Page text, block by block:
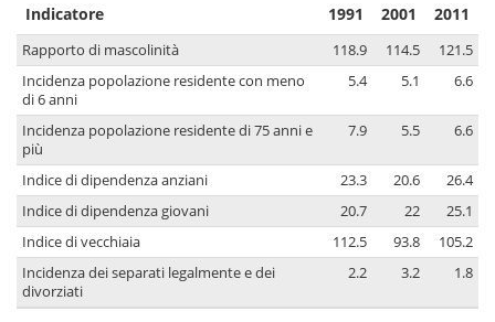
Indicatore 1991 2001 2011
Rapporto di mascolinità 118.9 114.5
121.5
Incidenza popolazione residente con meno
di 6 anni
5.4 5.1 6.6
Incidenza popolazione residente di 75 anni e
più
7.9 5.5 6.6
Indice di dipendenza anziani 23.3 20.6
26.4
Indice di dipendenza giovani
20.7 22
25.1
Indice di vecchiaia
112.5 93.8
105.2
Incidenza dei separati legalmente e dei
divorziati
2.2 3.2 1.8